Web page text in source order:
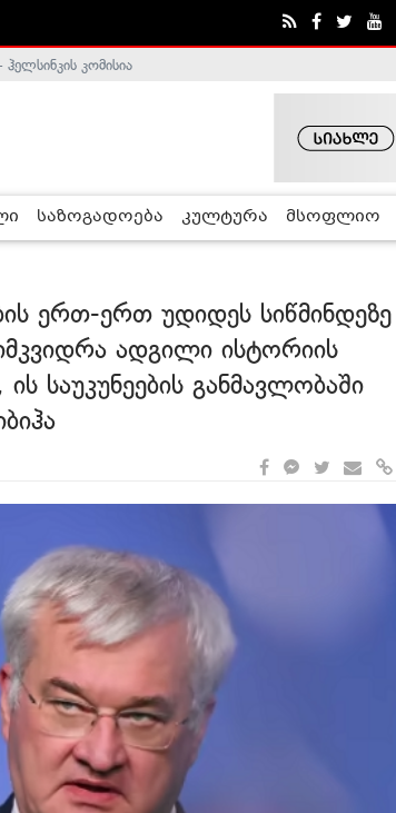
კომისია
საზოგადოება კულტურა მსოფლიო
ერთ-ერთ უდიდეს სიწმინდეზე
ადგილი ისტორიის
საუკუნეების განმავლობაში